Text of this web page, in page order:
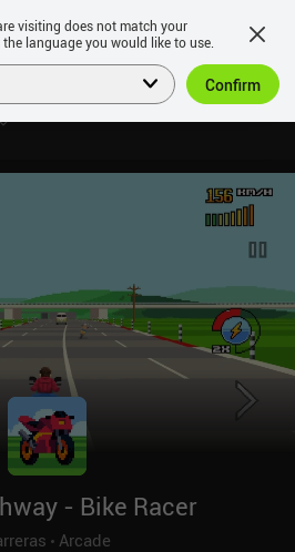
- Bike Racer
Arcade
visiting does not match your
language you would like to use.
Confirm